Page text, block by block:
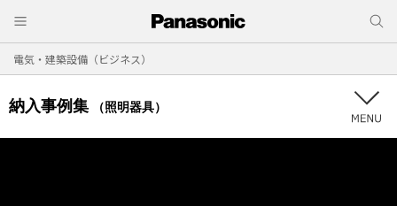
電気・建築設備（ビジネス）
納入事例集 （照明器具）